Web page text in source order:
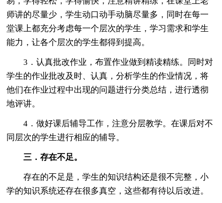
师讲的尽量少，学生动口动手动脑尽量多，同时在每一
堂课上都充分考虑每一个层次的学生，学习需求和学生
能力，让各个层次的学生都得到提高。
3．认真批改作业，布置作业做到精读精练。同时对
学生的作业批改及时、认真，分析学生的作业情况，将
他们在作业过程中出现的问题进行分类总结，进行透彻
地评讲。
4．做好课后辅导工作，注意分层教学。在课后对不
同层次的学生进行相应的辅导。
三．存在不足。
存在的不足是，学生的知识结构还是很不完整，小
学的知识系统还存在很多真空，这些都有待以后改进。